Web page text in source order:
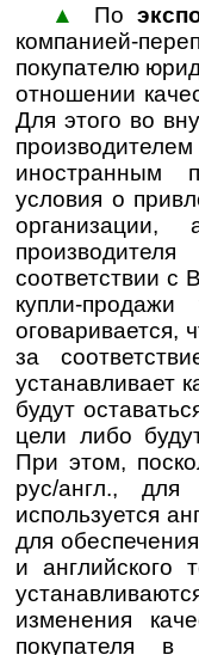
▲ По
компанией-
покупателю
отношении
Для этого во
иностранным
условия о
соответствии с
купли-
оговаривается,
за
устанавливает
будут
цели либо
При этом,
рус/англ.,
используется
для
и английского
изменения
покупателя в